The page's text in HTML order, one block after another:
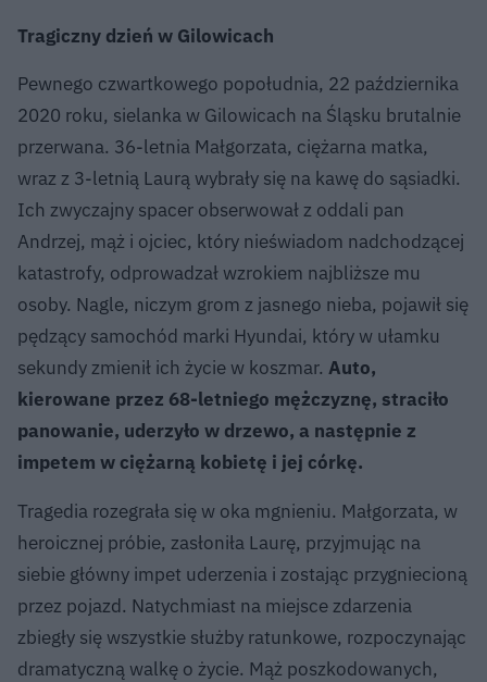
Tragiczny dzień w Gilowicach
Pewnego czwartkowego popołudnia, 22 października
2020 roku, sielanka w Gilowicach na Śląsku brutalnie
przerwana. 36-letnia Małgorzata, ciężarna matka,
wraz z 3-letnią Laurą wybrały się na kawę do sąsiadki.
Ich zwyczajny spacer obserwował z oddali pan
Andrzej, mąż i ojciec, który nieświadom nadchodzącej
katastrofy, odprowadzał wzrokiem najbliższe mu
osoby. Nagle, niczym grom z jasnego nieba, pojawił się
pędzący samochód marki Hyundai, który w ułamku
sekundy zmienił ich życie w koszmar. Auto,
kierowane przez 68-letniego mężczyznę, straciło
panowanie, uderzyło w drzewo, a następnie z
impetem w ciężarną kobietę i jej córkę.
Tragedia rozegrała się w oka mgnieniu. Małgorzata, w
heroicznej próbie, zasłoniła Laurę, przyjmując na
siebie główny impet uderzenia i zostając przygniecioną
przez pojazd. Natychmiast na miejsce zdarzenia
zbiegły się wszystkie służby ratunkowe, rozpoczynając
dramatyczną walkę o życie. Mąż poszkodowanych,